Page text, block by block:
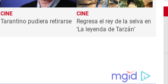
CINE
Tarantino pudiera retirarse
CINE
Regresa el rey de la selva en
‘La leyenda de Tarzán’